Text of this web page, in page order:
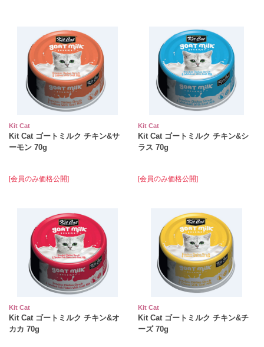
Kit Cat
Kit Cat ゴートミルク チキン&サ
ーモン 70g
[会員のみ価格公開]
Kit Cat
Kit Cat ゴートミルク チキン&シ
ラス 70g
[会員のみ価格公開]
Kit Cat
Kit Cat ゴートミルク チキン&オ
カカ 70g
Kit Cat
Kit Cat ゴートミルク チキン&チ
ーズ 70g